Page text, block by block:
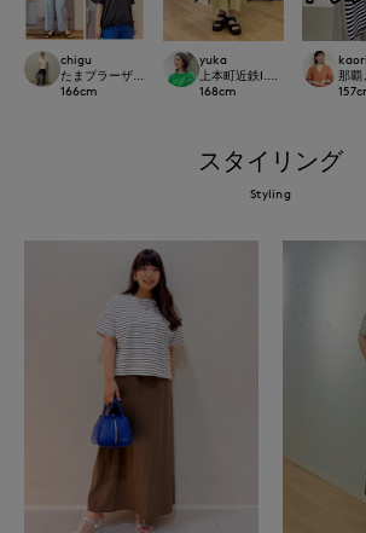
chigu
たまプラーザ東急I.T.'S.international
166cm
yuka
上本町近鉄I.T.'S.international
168cm
kaori
那
157
スタイリング
Styling